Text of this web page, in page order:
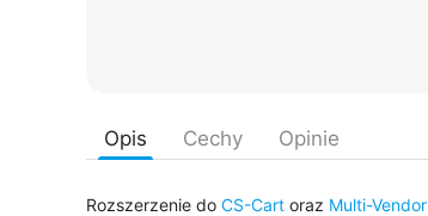
Opis Cechy Opinie
Rozszerzenie do CS-Cart oraz Multi-Vendor